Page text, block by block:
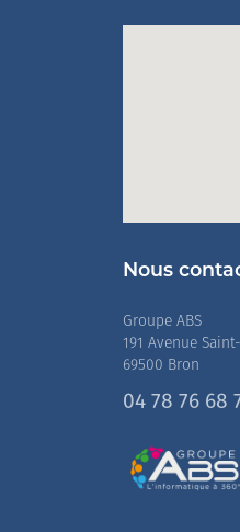
Nous
Groupe ABS
191 Avenue
69500 Bron
04 78 76 68